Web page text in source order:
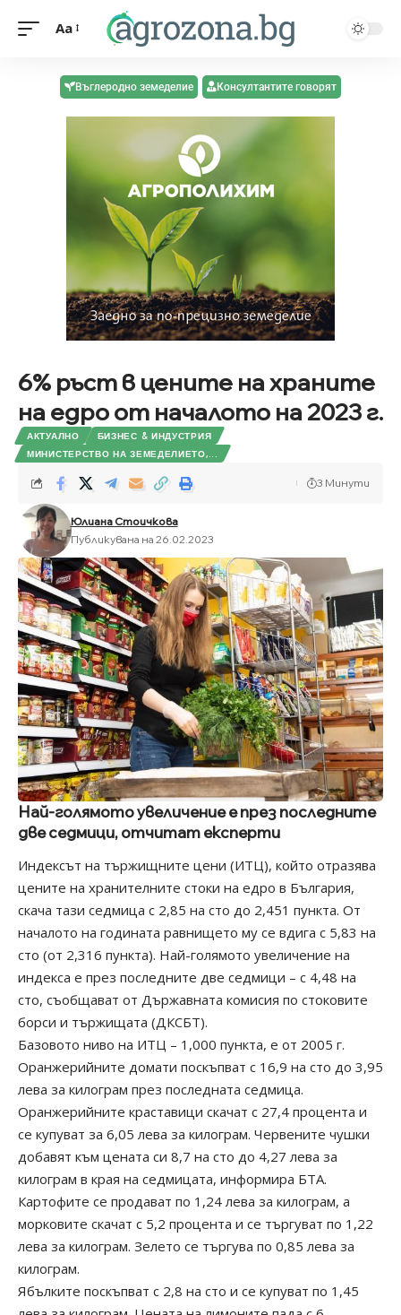
Aa
Въглеродно земеделие Консултантите говорят
6% ръст в цените на храните
на едро от началото на 2023 г.
АКТУАЛНО
БИЗНЕС & ИНДУСТРИЯ
МИНИСТЕРСТВО НА ЗЕМЕДЕЛИЕТО,...
Юлиана Стоичкова
Публикувана на 26.02.2023
3 Минути
Най-голямото увеличение е през последните
две седмици, отчитат експерти
Индексът на тържищните цени (ИТЦ), който отразява
цените на хранителните стоки на едро в България,
скача тази седмица с 2,85 на сто до 2,451 пункта. От
началото на годината равнището му се вдига с 5,83 на
сто (от 2,316 пункта). Най-голямото увеличение на
индекса е през последните две седмици – с 4,48 на
сто, съобщават от Държавната комисия по стоковите
борси и тържищата (ДКСБТ).
Базовото ниво на ИТЦ – 1,000 пункта, е от 2005 г.
Оранжерийните домати поскъпват с 16,9 на сто до 3,95
лева за килограм през последната седмица.
Оранжерийните краставици скачат с 27,4 процента и
се купуват за 6,05 лева за килограм. Червените чушки
добавят към цената си 8,7 на сто до 4,27 лева за
килограм в края на седмицата, информира БТА.
Картофите се продават по 1,24 лева за килограм, а
морковите скачат с 5,2 процента и се търгуват по 1,22
лева за килограм. Зелето се търгува по 0,85 лева за
килограм.
Ябълките поскъпват с 2,8 на сто и се купуват по 1,45